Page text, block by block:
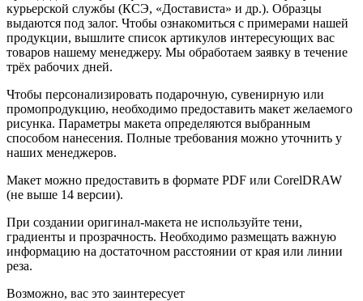
курьерской службы (КСЭ, «Достависта» и др.). Образцы
выдаются под залог. Чтобы ознакомиться с примерами нашей
продукции, вышлите список артикулов интересующих вас
товаров нашему менеджеру. Мы обработаем заявку в течение
трёх рабочих дней.
Чтобы персонализировать подарочную, сувенирную или
промопродукцию, необходимо предоставить макет желаемого
рисунка. Параметры макета определяются выбранным
способом нанесения. Полные требования можно уточнить у
наших менеджеров.
Макет можно предоставить в формате PDF или CorelDRAW
(не выше 14 версии).
При создании оригинал-макета не используйте тени,
градиенты и прозрачность. Необходимо размещать важную
информацию на достаточном расстоянии от края или линии
реза.
Возможно, вас это заинтересует